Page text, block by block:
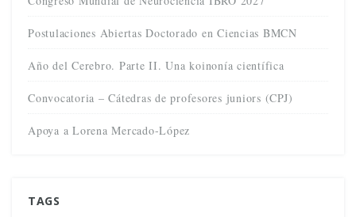
Postulaciones Abiertas Doctorado en Ciencias BMCN
Año del Cerebro. Parte II. Una koinonía científica
Convocatoria – Cátedras de profesores juniors (CPJ)
Apoya a Lorena Mercado-López
TAGS